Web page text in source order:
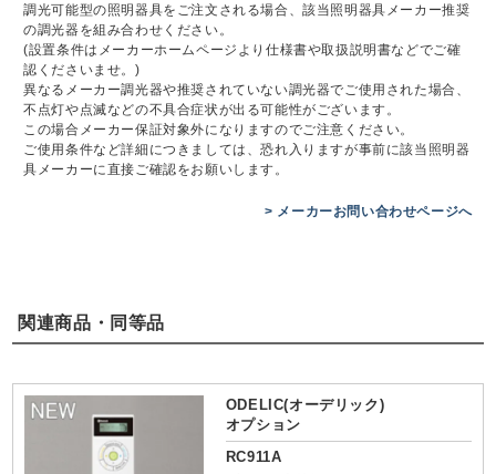
調光可能型の照明器具をご注文される場合、該当照明器具メーカー推奨
の調光器を組み合わせください。
(設置条件はメーカーホームページより仕様書や取扱説明書などでご確
認くださいませ。)
異なるメーカー調光器や推奨されていない調光器でご使用された場合、
不点灯や点滅などの不具合症状が出る可能性がございます。
この場合メーカー保証対象外になりますのでご注意ください。
ご使用条件など詳細につきましては、恐れ入りますが事前に該当照明器
具メーカーに直接ご確認をお願いします。
> メーカーお問い合わせページへ
関連商品・同等品
ODELIC(オーデリック)
オプション
RC911A